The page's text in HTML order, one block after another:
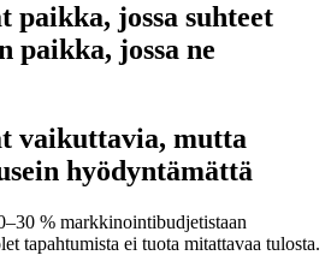
paikka, jossa suhteet
paikka, jossa ne
vaikuttavia, mutta
hyödyntämättä
% markkinointibudjetistaan
tapahtumista ei tuota mitattavaa tulosta.